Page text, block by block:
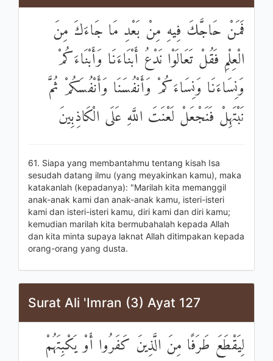
فَمَنْ حَاجَّكَ فِيهِ مِنْ بَعْدِ مَا جَاءَكَ مِنَ
الْعِلْمِ فَقُلْ تَعَالَوْا نَدْعُ أَبْنَاءَنَا وَأَبْنَاءَكُمْ
وَنِسَاءَنَا وَنِسَاءَكُمْ وَأَنْفُسَنَا وَأَنْفُسَكُمْ ثُمَّ
نَبْتَهِلْ فَنَجْعَلْ لَعْنَتَ اللَّهِ عَلَى الْكَاذِبِينَ
61. Siapa yang membantahmu tentang kisah Isa
sesudah datang ilmu (yang meyakinkan kamu), maka
katakanlah (kepadanya): "Marilah kita memanggil
anak-anak kami dan anak-anak kamu, isteri-isteri
kami dan isteri-isteri kamu, diri kami dan diri kamu;
kemudian marilah kita bermubahalah kepada Allah
dan kita minta supaya laknat Allah ditimpakan kepada
orang-orang yang dusta.
Surat Ali 'Imran (3) Ayat 127
لِيَقْطَعَ طَرَفًا مِنَ الَّذِينَ كَفَرُوا أَوْ يَكْبِتَهُمْ